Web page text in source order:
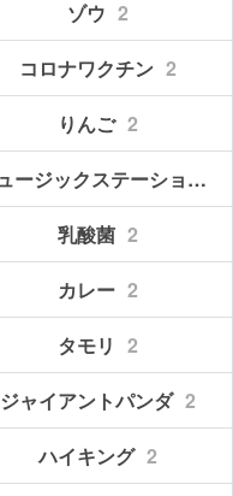
ゾウ 2
コロナワクチン 2
りんご 2
ミュージックステーション
乳酸菌 2
カレー 2
タモリ 2
ジャイアントパンダ 2
ハイキング 2